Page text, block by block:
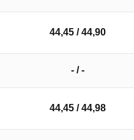
44,45 / 44,90
- / -
44,45 / 44,98